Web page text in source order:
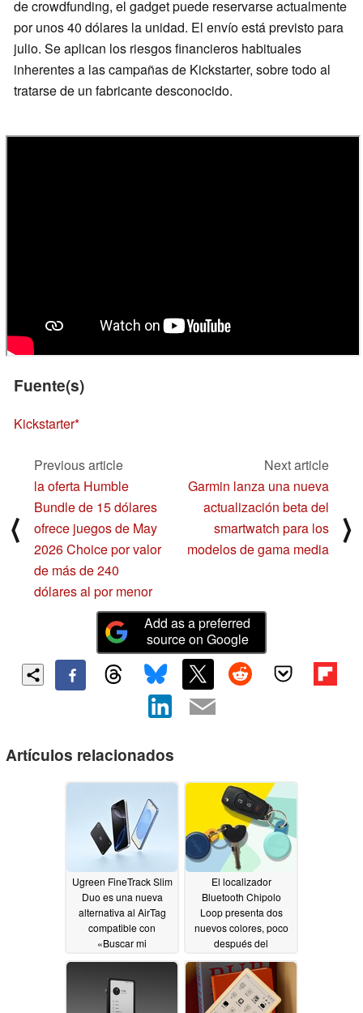
de crowdfunding, el gadget puede reservarse actualmente
por unos 40 dólares la unidad. El envío está previsto para
julio. Se aplican los riesgos financieros habituales
inherentes a las campañas de Kickstarter, sobre todo al
tratarse de un fabricante desconocido.
Fuente(s)
Kickstarter
⟨
Previous article
la oferta Humble
Bundle de 15 dólares
ofrece juegos de May
2026 Choice por valor
de más de 240
dólares al por menor
Next article
Garmin lanza una nueva
actualización beta del
smartwatch para los
modelos de gama media
⟩
Add as a preferred
source on Google
Artículos relacionados
Ugreen FineTrack Slim
Duo es una nueva
alternativa al AirTag
compatible con
«Buscar mi
dispositivo» de Apple y
con una autonomía de
7 años.
El localizador
Bluetooth Chipolo
Loop presenta dos
nuevos colores, poco
después del
lanzamiento de la
edición Mercedes-
Benz06/17/2026